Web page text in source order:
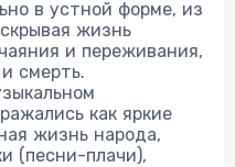
в устной форме, из
жизнь
и переживания,
смерть.
как яркие
жизнь народа,
(песни-плачи),